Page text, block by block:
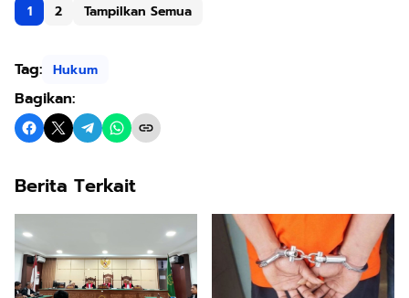
1 2 Tampilkan Semua
Tag: Hukum
Bagikan:
Berita Terkait